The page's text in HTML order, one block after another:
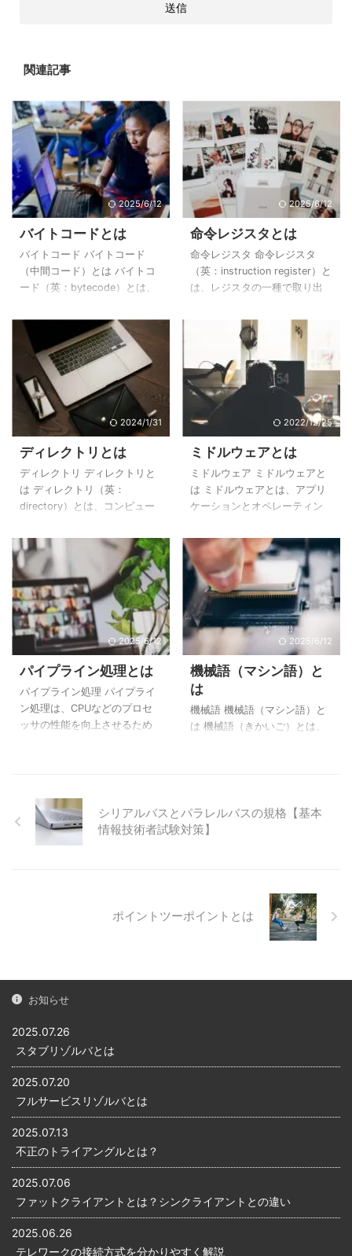
関連記事
2025/6/12
バイトコードとは
バイトコード バイトコード
（中間コード）とは バイトコ
ード（英：bytecode）とは、
に作られた実行可能な中間コ
ードのことです。 バイトコー
ドという名前は、命令の構成
がバイト指向のためバイトコ
ードと呼ばれていたが、仮想
マシン上で動作するために作
られた実行可能な中間コード
であれば、バイト指向でなく
ともバイトコードと呼ぶこと
が多いです。 バイトコードの
イメージ例 プログラミング言
語は人間が解釈しやすいよう
まではコンピュータは理解で
きません。そこで、次の図の
...
2025/6/12
命令レジスタとは
命令レジスタ 命令レジスタ
（英：instruction register）と
は、レジスタの一種で取り出
おくものです。 レジスタとは
レジスタ（英：register）と
は、CPU内部にある記憶装置
のことです。 CPUは次のよう
な手順で命令を順番に処理し
ています。 CPUは命令を取り
出して解読、解読した結果か
ら対象データを読み出して命
令を実行するという流れで
す。 このとき「取り出した命
令の情報」や「次はどの命令
を取り出せばよいかの情報」
す。この役割を果たすのが ...
2024/1/31
ディレクトリとは
ディレクトリ ディレクトリと
は ディレクトリ（英：
directory）とは、コンピュー
る「入れ物」のことです。 デ
ィレクトリという呼び方は主
にUNIX系のOS(オペレーティ
ングシステム)で使われる名称
で、WindowsやMacの場合は
ディレクトリではなくフォル
ダと呼ばれます。 ディレクト
リは、複数のファイルやディ
レクトリを1つの場所に整理し
て保存でき、次のような階層
構造で管理されています。 デ
ィレクトリの種類 ルートディ
2022/12/25
ミドルウェアとは
ミドルウェア ミドルウェアと
は ミドルウェアとは、アプリ
ケーションとオペレーティン
るソフトウェアのことで、オ
ペレーティングシステム
（OS）の機能拡張やアプリケ
ーションの共通的な機能を集
めたものです。 多くのアプリ
ケーションで共通して利用さ
れる機能を、個別に開発する
のは非効率です。そのため、
共通的な機能をミドルウェア
として提供しています。 ま
た、ミドルウェアの中には複
数のオペレーティングシステ
2025/6/12
パイプライン処理とは
パイプライン処理 パイプライ
ン処理は、CPUなどのプロセ
ッサの性能を向上させるため
サイクル（段階）を繰り返し
て命令を処理していきます。
込み 逐次制御方式の動き 逐次
2025/6/12
機械語（マシン語）と
は
機械語 機械語（マシン語）と
は 機械語（きかいご）とは、
も呼ばれています。 CPUが直
接理解できる言語が機械語で
間の情報のやりとり、演算装
置の内部における算術演算な
どの処理、入出力チャネルに
対する指令、入出力チャネル
シリアルバスとパラレルバスの規格【基本
情報技術者試験対策】
ポイントツーポイントとは
お知らせ
2025.07.26
スタブリゾルバとは
2025.07.20
フルサービスリゾルバとは
2025.07.13
不正のトライアングルとは？
2025.07.06
ファットクライアントとは？シンクライアントとの違い
2025.06.26
テレワークの接続方式を分かりやすく解説